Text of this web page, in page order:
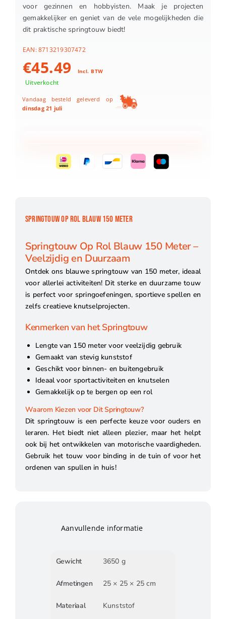
voor gezinnen en hobbyisten. Maak je projecten
gemakkelijker en geniet van de vele mogelijkheden die
dit praktische springtouw biedt!
EAN:8713219307472
€45.49 Incl. BTW
Uitverkocht
Vandaag besteld geleverd op
dinsdag 21 juli
SPRINGTOUW OP ROL BLAUW 150 METER
Springtouw Op Rol Blauw 150 Meter –
Veelzijdig en Duurzaam
Ontdek ons blauwe springtouw van 150 meter, ideaal
voor allerlei activiteiten! Dit sterke en duurzame touw
is perfect voor springoefeningen, sportieve spellen en
zelfs creatieve knutselprojecten.
Kenmerken van het Springtouw
Lengte van 150 meter voor veelzijdig gebruik
Gemaakt van stevig kunststof
Geschikt voor binnen- en buitengebruik
Ideaal voor sportactiviteiten en knutselen
Gemakkelijk op te bergen op een rol
Waarom Kiezen voor Dit Springtouw?
Dit springtouw is een perfecte keuze voor ouders en
leraren. Het biedt niet alleen plezier, maar het helpt
ook bij het ontwikkelen van motorische vaardigheden.
Gebruik het touw voor binding in de tuin of voor het
ordenen van spullen in huis!
Aanvullende informatie
Gewicht 3650 g
Afmetingen 25 × 25 × 25 cm
Materiaal Kunststof